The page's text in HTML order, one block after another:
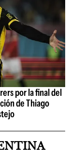
por la final del
de Thiago